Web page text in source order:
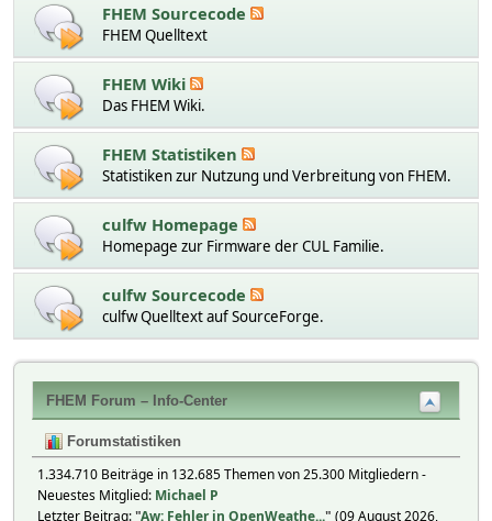
FHEM Sourcecode
FHEM Quelltext
FHEM Wiki
Das FHEM Wiki.
FHEM Statistiken
Statistiken zur Nutzung und Verbreitung von FHEM.
culfw Homepage
Homepage zur Firmware der CUL Familie.
culfw Sourcecode
culfw Quelltext auf SourceForge.
FHEM Forum – Info-Center
Forumstatistiken
1.334.710 Beiträge in 132.685 Themen von 25.300 Mitgliedern -
Neuestes Mitglied: Michael P
Letzter Beitrag:"Aw: Fehler in OpenWeathe..." (09 August 2026,